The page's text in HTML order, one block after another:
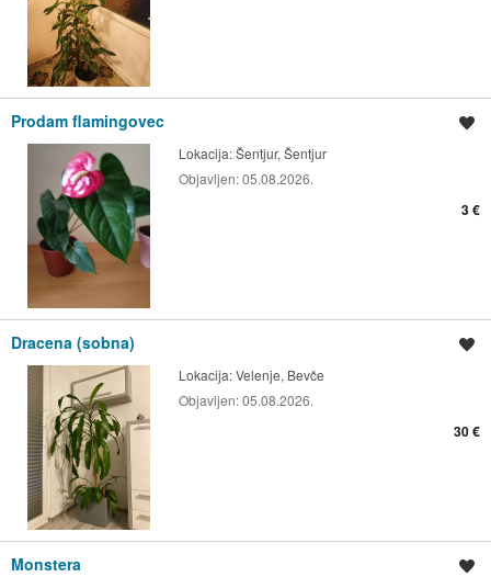
Prodam flamingovec
Lokacija:Šentjur, Šentjur
Objavljen:05.08.2026.
3 €
Dracena (sobna)
Lokacija:Velenje, Bevče
Objavljen:05.08.2026.
30 €
Monstera